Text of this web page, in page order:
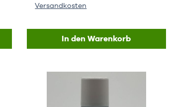
Versandkosten
In den Warenkorb